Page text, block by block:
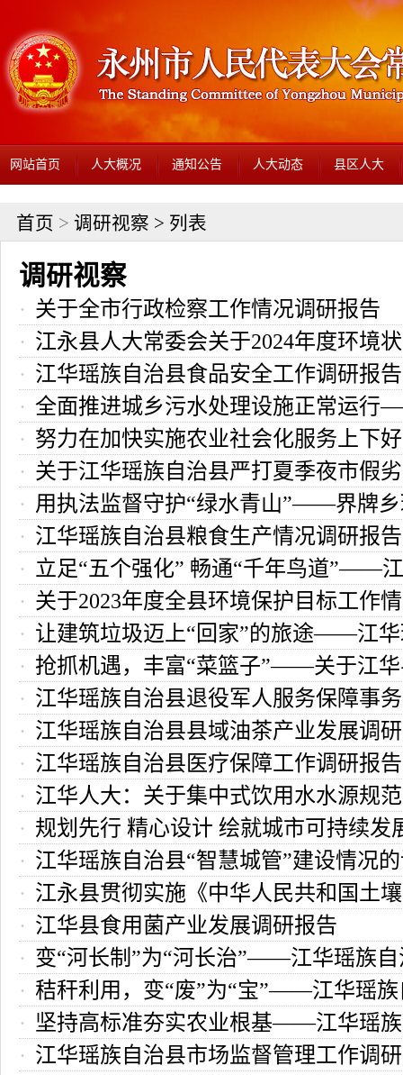
网站首页 人大概况 通知公告 人大动态 县区人大
首页 > 调研视察 > 列表
调研视察
关于全市行政检察工作情况调研报告
江永县人大常委会关于2024年度环境
保护目标完成情况的调研报告
江华瑶族自治县食品安全工作调研报告
全面推进城乡污水处理设施正常运行
族自治县城乡污水处理设施运维管理情
努力在加快实施农业社会化服务上下
江华瑶族自治县农业社会化服务工作调
关于江华瑶族自治县严打夏季夜市假
守护群众“舌尖上的安全”的调研报告
用执法监督守护“绿水青山”——界牌
工作调研报告
江华瑶族自治县粮食生产情况调研报告
立足“五个强化” 畅通“千年鸟道”——
治县保护鸟类资源情况的调研报告
关于2023年度全县环境保护目标工作
报告
让建筑垃圾迈上“回家”的旅途——江
县建筑垃圾处理情况调研报告
抢抓机遇，丰富“菜篮子”——关于江
业发展的调研报告
江华瑶族自治县退役军人服务保障事
报告
江华瑶族自治县县域油茶产业发展调
江华瑶族自治县医疗保障工作调研报告
江华人大：关于集中式饮用水水源规
作的调研报告
规划先行 精心设计 绘就城市可持续
江华瑶族自治县国土空间总体规划情况
江华瑶族自治县“智慧城管”建设情况
江永县贯彻实施《中华人民共和国土
法》《湖南省实施〈中华人民共和国土
的执法检查报告
江华县食用菌产业发展调研报告
变“河长制”为“河长治”——江华瑶族自
制工作调研报告
秸秆利用，变“废”为“宝”——江华瑶族
秆综合利用调研报告
坚持高标准夯实农业根基——江华瑶
标准农田建设调研报告
江华瑶族自治县市场监督管理工作调